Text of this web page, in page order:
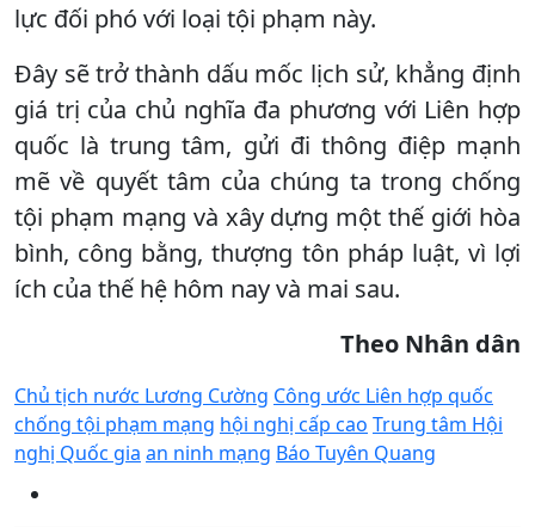
lực đối phó với loại tội phạm này.
Đây sẽ trở thành dấu mốc lịch sử, khẳng định
giá trị của chủ nghĩa đa phương với Liên hợp
quốc là trung tâm, gửi đi thông điệp mạnh
mẽ về quyết tâm của chúng ta trong chống
tội phạm mạng và xây dựng một thế giới hòa
bình, công bằng, thượng tôn pháp luật, vì lợi
ích của thế hệ hôm nay và mai sau.
Theo Nhân dân
Chủ tịch nước Lương Cường Công ước Liên hợp quốc
chống tội phạm mạng hội nghị cấp cao Trung tâm Hội
nghị Quốc gia an ninh mạng Báo Tuyên Quang